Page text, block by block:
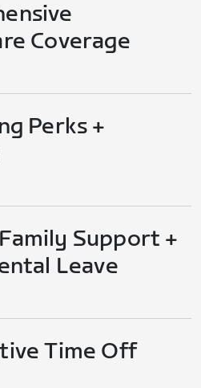
Coverage
Perks +
Support +
Leave
Time Off